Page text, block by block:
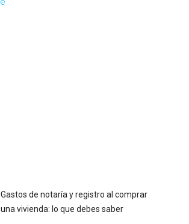
Gastos de notaría y registro al comprar
una vivienda: lo que debes saber